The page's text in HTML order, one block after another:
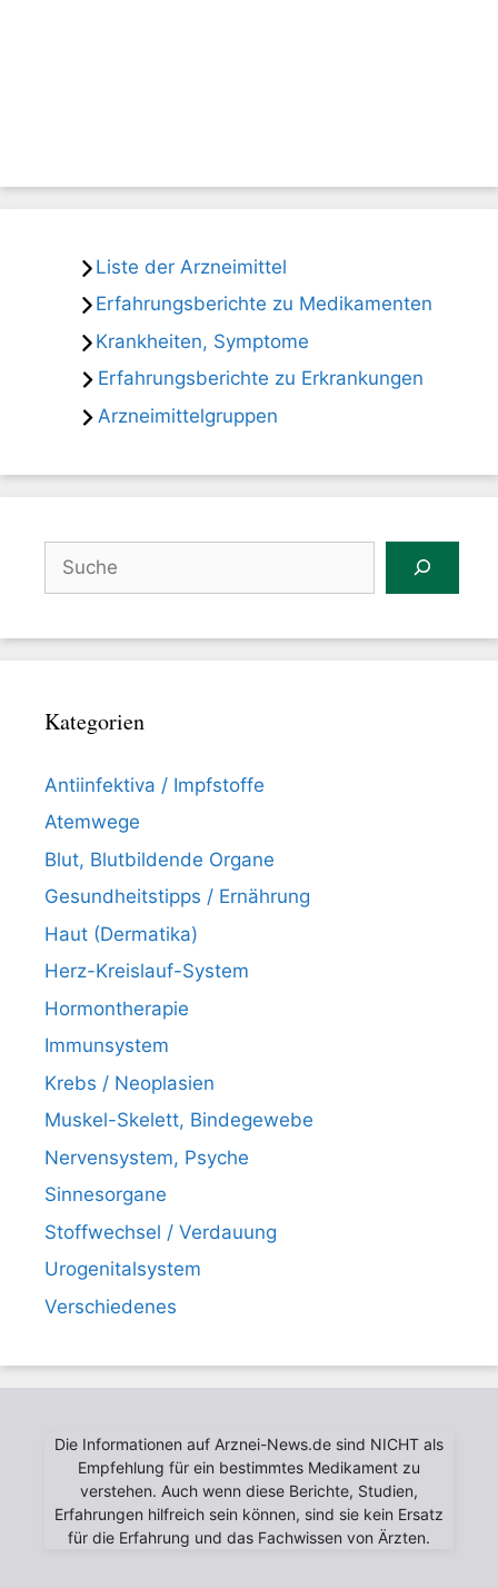
Liste der Arzneimittel
Erfahrungsberichte zu Medikamenten
Krankheiten, Symptome
Erfahrungsberichte zu Erkrankungen
Arzneimittelgruppen
Kategorien
Antiinfektiva / Impfstoffe
Atemwege
Blut, Blutbildende Organe
Gesundheitstipps / Ernährung
Haut (Dermatika)
Herz-Kreislauf-System
Hormontherapie
Immunsystem
Krebs / Neoplasien
Muskel-Skelett, Bindegewebe
Nervensystem, Psyche
Sinnesorgane
Stoffwechsel / Verdauung
Urogenitalsystem
Verschiedenes
Die Informationen auf Arznei-News.de sind NICHT als
Empfehlung für ein bestimmtes Medikament zu
verstehen. Auch wenn diese Berichte, Studien,
Erfahrungen hilfreich sein können, sind sie kein Ersatz
für die Erfahrung und das Fachwissen von Ärzten.